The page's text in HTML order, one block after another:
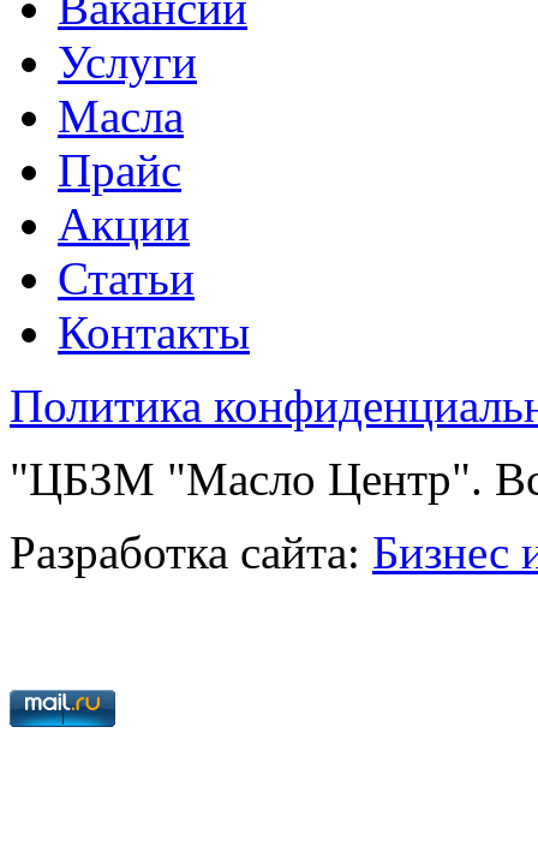
Услуги
Масла
Прайс
Акции
Статьи
Контакты
Политика
"ЦБЗМ "Масло Центр".
Разработка сайта: Бизнес